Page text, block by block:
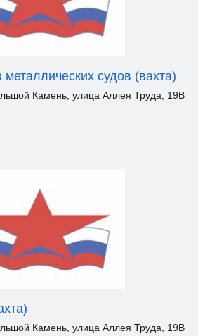
судов (вахта)
Камень, улица Аллея Труда, 19В
Камень, улица Аллея Труда, 19В